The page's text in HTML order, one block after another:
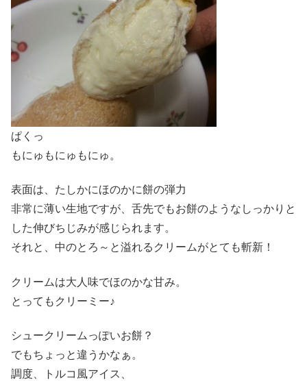
ぱくっ
もにゅもにゅもにゅ。
表面は、たしかにほのかに餅の弾力
非常に薄い生地ですが、舌先でもお餅のようなしっかりと
した伸びちじみが感じられます。
それと、中のとろ～と溢れるクリームがとても斬新！
クリームは大人味でほのかな甘み。
とってもクリーミー♪
シュークリームっぽいお餅？
でもちょっと違うかなぁ。
調度、トルコ風アイス、